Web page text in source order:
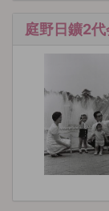
庭野日鑛2